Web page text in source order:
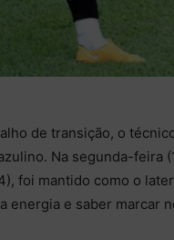
de transição, o
Na segunda-feira
foi mantido como o
energia e saber marcar